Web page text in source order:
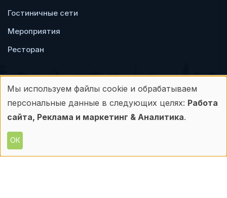
Гостиничные сети
Мероприятия
Ресторан
Пользовательское
соглашение
Политика
конфиденциальности
Любое использование материалов с данного
Использование
персональных
данных
и
Мы используем файлы cookie и обрабатываем
персональные данные в следующих целях: Работа
сайта, Реклама и маркетинг & Аналитика.
ОК